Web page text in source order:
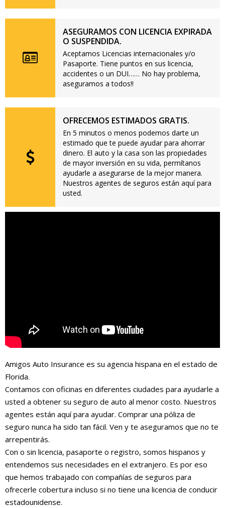
ASEGURAMOS CON LICENCIA EXPIRADA
O SUSPENDIDA.
Aceptamos Licencias internacionales y/o
Pasaporte. Tiene puntos en sus licencia,
accidentes o un DUI…… No hay problema,
aseguramos a todos!!
OFRECEMOS ESTIMADOS GRATIS.
En 5 minutos o menos podemos darte un
estimado que te puede ayudar para ahorrar
dinero. El auto y la casa son las propiedades
de mayor inversión en su vida, permítanos
ayudarle a asegurarse de la mejor manera.
Nuestros agentes de seguros están aquí para
usted.
Amigos Auto Insurance es su agencia hispana en el estado de
Florida.
Contamos con oficinas en diferentes ciudades para ayudarle a
usted a obtener su seguro de auto al menor costo. Nuestros
agentes están aquí para ayudar. Comprar una póliza de
seguro nunca ha sido tan fácil. Ven y te aseguramos que no te
arrepentirás.
Con o sin licencia, pasaporte o registro, somos hispanos y
entendemos sus necesidades en el extranjero. Es por eso
que hemos trabajado con compañías de seguros para
ofrecerle cobertura incluso si no tiene una licencia de conducir
estadounidense.